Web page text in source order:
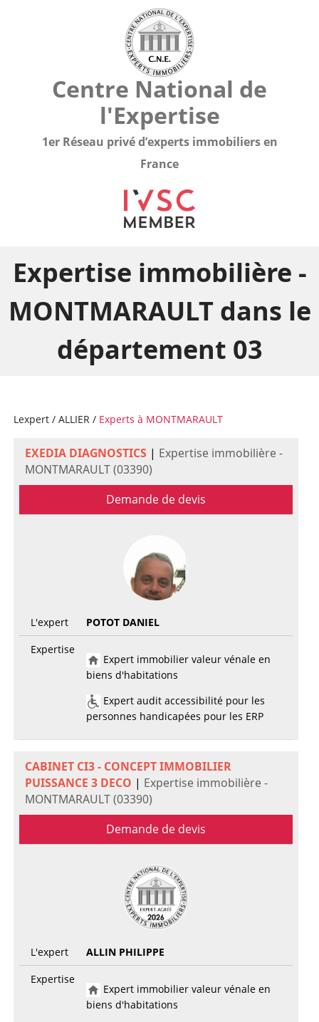
Centre National de
l'Expertise
1er Réseau privé d’experts immobiliers en
France
Expertise immobilière -
MONTMARAULT dans le
département 03
Lexpert/ ALLIER/ Experts à MONTMARAULT
EXEDIA DIAGNOSTICS | Expertise immobilière -
MONTMARAULT (03390)
Demande de devis
L'expert
POTOT DANIEL
Expertise
Expert immobilier valeur vénale en
biens d'habitations
Expert audit accessibilité pour les
personnes handicapées pour les ERP
CABINET CI3 - CONCEPT IMMOBILIER
PUISSANCE 3 DECO | Expertise immobilière -
MONTMARAULT (03390)
Demande de devis
L'expert
ALLIN PHILIPPE
Expertise
Expert immobilier valeur vénale en
biens d'habitations